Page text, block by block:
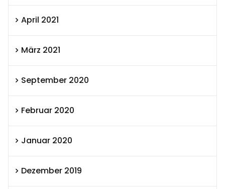
April 2021
März 2021
September 2020
Februar 2020
Januar 2020
Dezember 2019